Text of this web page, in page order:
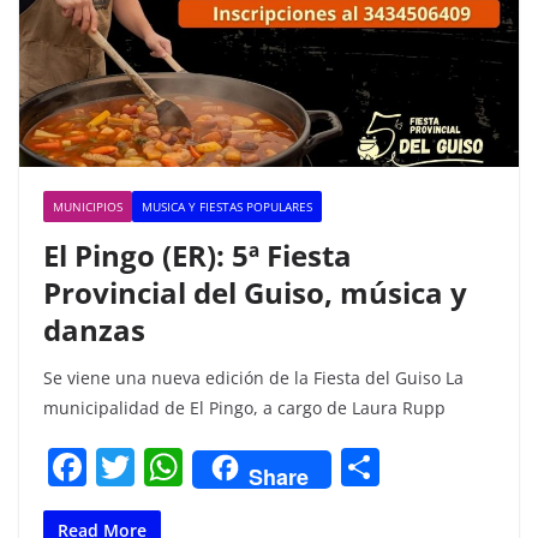
MUNICIPIOS MUSICA Y FIESTAS POPULARES
El Pingo (ER): 5ª Fiesta
Provincial del Guiso, música y
danzas
Se viene una nueva edición de la Fiesta del Guiso La
municipalidad de El Pingo, a cargo de Laura Rupp
F
a
T
w
W
h
Share
Read More